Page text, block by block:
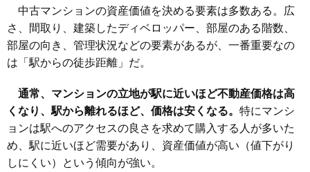
マンションナビで
無料一括査定をする
クレヴィアタワー池田山
住所 東京都品川区東五反田5丁目
交通 五反田駅（4分）
相場 10,820万円～11,220万円
(212.2万円/㎡~220.0万円/㎡)
18 荏原中延駅 415万円 2,903万円 58.8%
19 鮫洲駅 407万円 6,097万円 76.8%
20 荏原町駅 401万円 4,808万円 77.3%
21 西大井駅 394万円
22 390万円 2,732万円 100.9%
23 立会川駅 365万円 4,376万円 71.6%
24 青物横丁駅 348万円 5,568万円 92.5%
25 大森海岸駅 342万円 4,108万円 88.2%
26 大井競馬場前駅 239万円
中古マンションの資産価値を決める要素は多数ある。広
さ、間取り、建築したディベロッパー、部屋のある階数、
部屋の向き、管理状況などの要素があるが、一番重要なの
は「駅からの徒歩距離」だ。
通常、マンションの立地が駅に近いほど不動産価格は高
くなり、駅から離れるほど、価格は安くなる。 特にマンシ
ョンは駅へのアクセスの良さを求めて購入する人が多いた
め、駅に近いほど需要があり、資産価値が高い（値下がり
しにくい）という傾向が強い。